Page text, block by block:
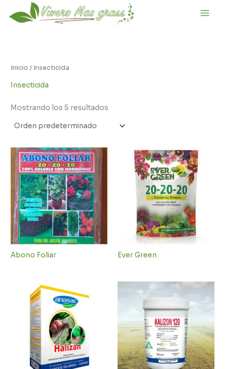
Inicio / Insecticida
Insecticida
Mostrando los 5 resultados
Abono Foliar Ever Green